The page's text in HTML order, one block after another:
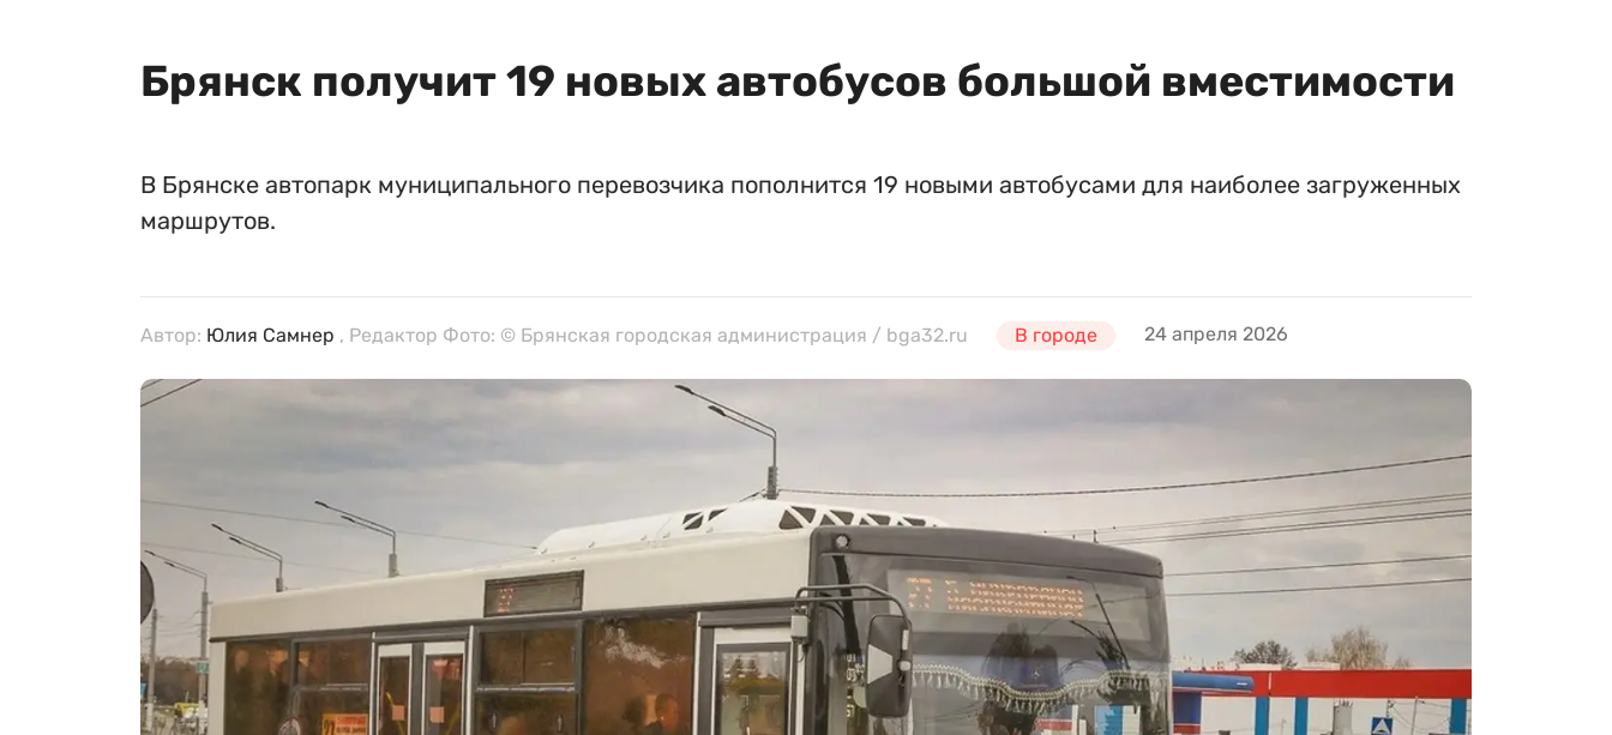
Брянск получит 19 новых автобусов большой вместимости
В Брянске автопарк муниципального перевозчика пополнится 19 новыми автобусами для наиболее загруженных
маршрутов.
Автор: Юлия Самнер , Редактор Фото: © Брянская городская администрация / bga32.ru В городе 24 апреля 2026